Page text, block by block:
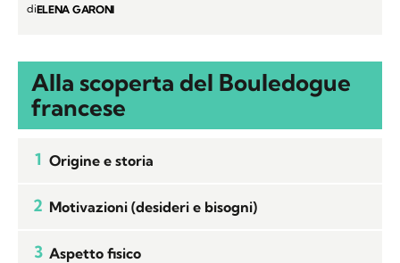
diELENA GARONI
Alla scoperta del Bouledogue
francese
1 Origine e storia
2 Motivazioni (desideri e bisogni)
3 Aspetto fisico